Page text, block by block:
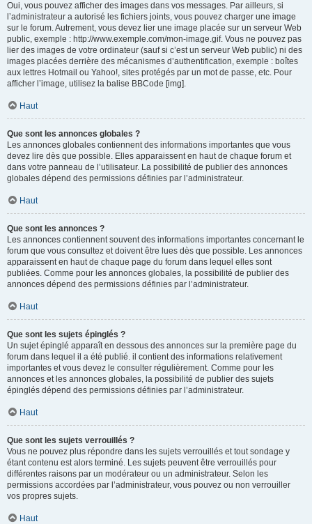
Oui, vous pouvez afficher des images dans vos messages. Par ailleurs, si
l’administrateur a autorisé les fichiers joints, vous pouvez charger une image
sur le forum. Autrement, vous devez lier une image placée sur un serveur Web
public, exemple : http://www.exemple.com/mon-image.gif. Vous ne pouvez pas
lier des images de votre ordinateur (sauf si c’est un serveur Web public) ni des
images placées derrière des mécanismes d’authentification, exemple : boîtes
aux lettres Hotmail ou Yahoo!, sites protégés par un mot de passe, etc. Pour
afficher l’image, utilisez la balise BBCode [img].
Haut
Que sont les annonces globales ?
Les annonces globales contiennent des informations importantes que vous
devez lire dès que possible. Elles apparaissent en haut de chaque forum et
dans votre panneau de l’utilisateur. La possibilité de publier des annonces
globales dépend des permissions définies par l’administrateur.
Haut
Que sont les annonces ?
Les annonces contiennent souvent des informations importantes concernant le
forum que vous consultez et doivent être lues dès que possible. Les annonces
apparaissent en haut de chaque page du forum dans lequel elles sont
publiées. Comme pour les annonces globales, la possibilité de publier des
annonces dépend des permissions définies par l’administrateur.
Haut
Que sont les sujets épinglés ?
Un sujet épinglé apparaît en dessous des annonces sur la première page du
forum dans lequel il a été publié. il contient des informations relativement
importantes et vous devez le consulter régulièrement. Comme pour les
annonces et les annonces globales, la possibilité de publier des sujets
épinglés dépend des permissions définies par l’administrateur.
Haut
Que sont les sujets verrouillés ?
Vous ne pouvez plus répondre dans les sujets verrouillés et tout sondage y
étant contenu est alors terminé. Les sujets peuvent être verrouillés pour
différentes raisons par un modérateur ou un administrateur. Selon les
permissions accordées par l’administrateur, vous pouvez ou non verrouiller
vos propres sujets.
Haut